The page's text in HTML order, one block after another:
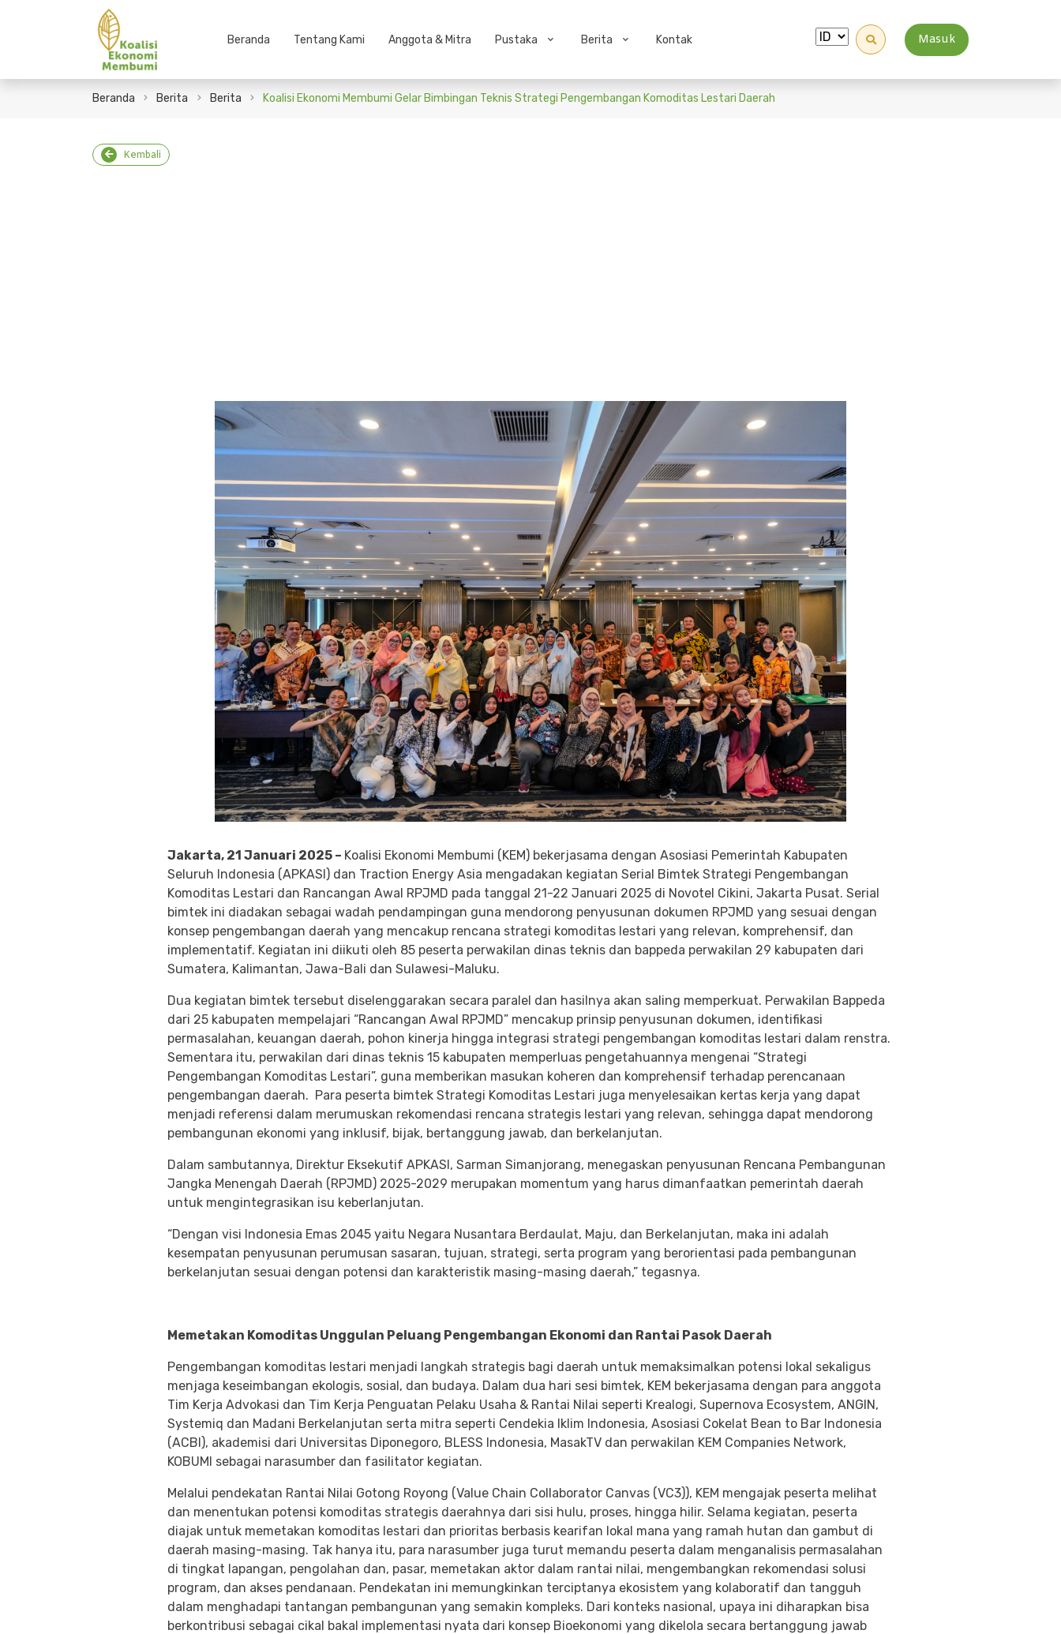
Beranda Tentang Kami Anggota & Mitra Pustaka Berita Kontak Masuk
Beranda Berita Berita Koalisi Ekonomi Membumi Gelar Bimbingan Teknis Strategi Pengembangan Komoditas Lestari Daerah
Kembali
Jakarta, 21 Januari 2025 – Koalisi Ekonomi Membumi (KEM) bekerjasama dengan Asosiasi Pemerintah Kabupaten
Seluruh Indonesia (APKASI) dan Traction Energy Asia mengadakan kegiatan Serial Bimtek Strategi Pengembangan
Komoditas Lestari dan Rancangan Awal RPJMD pada tanggal 21-22 Januari 2025 di Novotel Cikini, Jakarta Pusat. Serial
bimtek ini diadakan sebagai wadah pendampingan guna mendorong penyusunan dokumen RPJMD yang sesuai dengan
konsep pengembangan daerah yang mencakup rencana strategi komoditas lestari yang relevan, komprehensif, dan
implementatif. Kegiatan ini diikuti oleh 85 peserta perwakilan dinas teknis dan bappeda perwakilan 29 kabupaten dari
Sumatera, Kalimantan, Jawa-Bali dan Sulawesi-Maluku.
Dua kegiatan bimtek tersebut diselenggarakan secara paralel dan hasilnya akan saling memperkuat. Perwakilan Bappeda
dari 25 kabupaten mempelajari “Rancangan Awal RPJMD” mencakup prinsip penyusunan dokumen, identifikasi
permasalahan, keuangan daerah, pohon kinerja hingga integrasi strategi pengembangan komoditas lestari dalam renstra.
Sementara itu, perwakilan dari dinas teknis 15 kabupaten memperluas pengetahuannya mengenai “Strategi
Pengembangan Komoditas Lestari”, guna memberikan masukan koheren dan komprehensif terhadap perencanaan
pengembangan daerah. Para peserta bimtek Strategi Komoditas Lestari juga menyelesaikan kertas kerja yang dapat
menjadi referensi dalam merumuskan rekomendasi rencana strategis lestari yang relevan, sehingga dapat mendorong
pembangunan ekonomi yang inklusif, bijak, bertanggung jawab, dan berkelanjutan.
Dalam sambutannya, Direktur Eksekutif APKASI, Sarman Simanjorang, menegaskan penyusunan Rencana Pembangunan
Jangka Menengah Daerah (RPJMD) 2025-2029 merupakan momentum yang harus dimanfaatkan pemerintah daerah
untuk mengintegrasikan isu keberlanjutan.
“Dengan visi Indonesia Emas 2045 yaitu Negara Nusantara Berdaulat, Maju, dan Berkelanjutan, maka ini adalah
kesempatan penyusunan perumusan sasaran, tujuan, strategi, serta program yang berorientasi pada pembangunan
berkelanjutan sesuai dengan potensi dan karakteristik masing-masing daerah,” tegasnya.
Memetakan Komoditas Unggulan Peluang Pengembangan Ekonomi dan Rantai Pasok Daerah
Pengembangan komoditas lestari menjadi langkah strategis bagi daerah untuk memaksimalkan potensi lokal sekaligus
menjaga keseimbangan ekologis, sosial, dan budaya. Dalam dua hari sesi bimtek, KEM bekerjasama dengan para anggota
Tim Kerja Advokasi dan Tim Kerja Penguatan Pelaku Usaha & Rantai Nilai seperti Krealogi, Supernova Ecosystem, ANGIN,
Systemiq dan Madani Berkelanjutan serta mitra seperti Cendekia Iklim Indonesia, Asosiasi Cokelat Bean to Bar Indonesia
(ACBI), akademisi dari Universitas Diponegoro, BLESS Indonesia, MasakTV dan perwakilan KEM Companies Network,
KOBUMI sebagai narasumber dan fasilitator kegiatan.
Melalui pendekatan Rantai Nilai Gotong Royong (Value Chain Collaborator Canvas (VC3)), KEM mengajak peserta melihat
dan menentukan potensi komoditas strategis daerahnya dari sisi hulu, proses, hingga hilir. Selama kegiatan, peserta
diajak untuk memetakan komoditas lestari dan prioritas berbasis kearifan lokal mana yang ramah hutan dan gambut di
daerah masing-masing. Tak hanya itu, para narasumber juga turut memandu peserta dalam menganalisis permasalahan
di tingkat lapangan, pengolahan dan, pasar, memetakan aktor dalam rantai nilai, mengembangkan rekomendasi solusi
program, dan akses pendanaan. Pendekatan ini memungkinkan terciptanya ekosistem yang kolaboratif dan tangguh
dalam menghadapi tantangan pembangunan yang semakin kompleks. Dari konteks nasional, upaya ini diharapkan bisa
berkontribusi sebagai cikal bakal implementasi nyata dari konsep Bioekonomi yang dikelola secara bertanggung jawab